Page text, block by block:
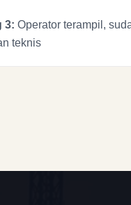
3: Operator terampil,
teknis